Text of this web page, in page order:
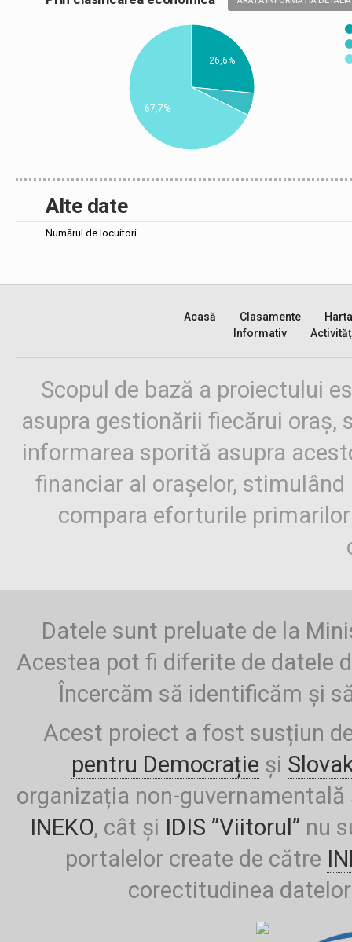
26,6%
67,7%
Alte date
Numărul de locuitori
Acasă Clasamente
Harta
Informativ
Scopul de bază a proiectului
asupra gestionării fiecărui oraș,
informarea sporită asupra
financiar al orașelor,
compara eforturile
Datele sunt preluate de la
Acestea pot fi diferite de datele
Încercăm să identificăm și
Acest proiect a fost susțiun
pentru Democrație și
organizația non-
INEKO, cât și IDIS ”Viitorul” nu
portalelor create de către
corectitudinea